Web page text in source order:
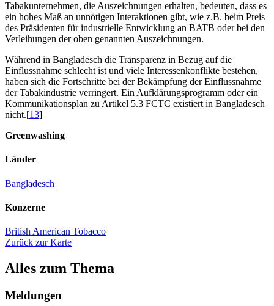
Tabakunternehmen, die Auszeichnungen erhalten, bedeuten, dass es
ein hohes Maß an unnötigen Interaktionen gibt, wie z.B. beim Preis
des Präsidenten für industrielle Entwicklung an BATB oder bei den
Verleihungen der oben genannten Auszeichnungen.
Während in Bangladesch die Transparenz in Bezug auf die
Einflussnahme schlecht ist und viele Interessenkonflikte bestehen,
haben sich die Fortschritte bei der Bekämpfung der Einflussnahme
der Tabakindustrie verringert. Ein Aufklärungsprogramm oder ein
Kommunikationsplan zu Artikel 5.3 FCTC existiert in Bangladesch
nicht.[13]
Greenwashing
Länder
Bangladesch
Konzerne
British American Tobacco
Zurück zur Karte
Alles zum Thema
Meldungen